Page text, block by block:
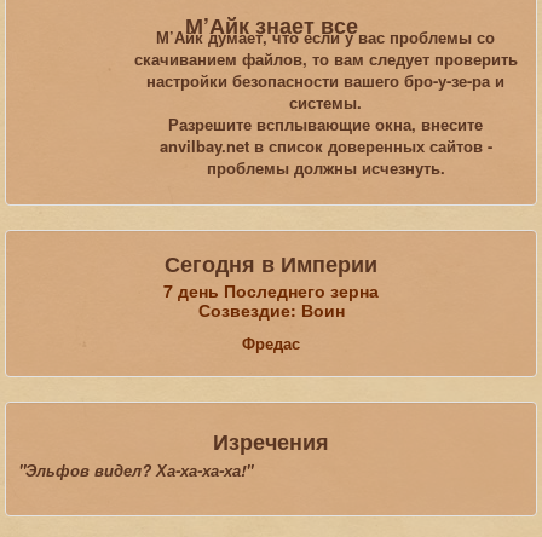
М’Айк знает все
М’Айк думает, что если у вас проблемы со
скачиванием файлов, то вам следует проверить
настройки безопасности вашего бро-у-зе-ра и
системы.
Разрешите всплывающие окна, внесите
anvilbay.net в список доверенных сайтов -
проблемы должны исчезнуть.
Сегодня в Империи
7 день Последнего зерна
Созвездие: Воин
Фредас
Изречения
"Эльфов видел? Ха-ха-ха-ха!"